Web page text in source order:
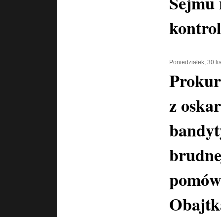
Poniedziałek, 30
z